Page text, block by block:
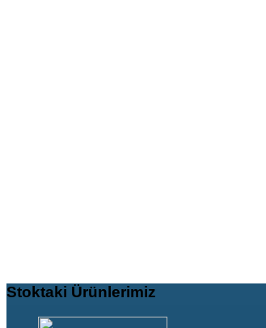
Stoktaki Ürünlerimiz